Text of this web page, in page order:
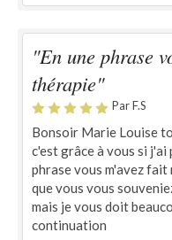
"En une phrase
thérapie"
Par F.S
Bonsoir Marie Louise
c'est grâce à vous si j'ai
phrase vous m'avez fait
que vous vous
mais je vous doit
continuation